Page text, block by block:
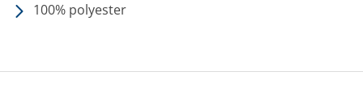
100% polyester